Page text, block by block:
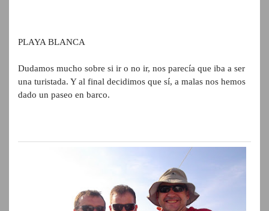
PLAYA BLANCA
Dudamos mucho sobre si ir o no ir, nos parecía que iba a ser
una turistada. Y al final decidimos que sí, a malas nos hemos
dado un paseo en barco.